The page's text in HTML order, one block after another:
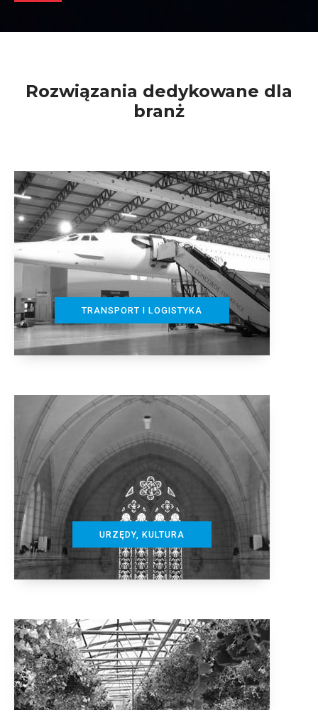
Rozwiązania dedykowane dla
branż
TRANSPORT I LOGISTYKA
URZĘDY, KULTURA